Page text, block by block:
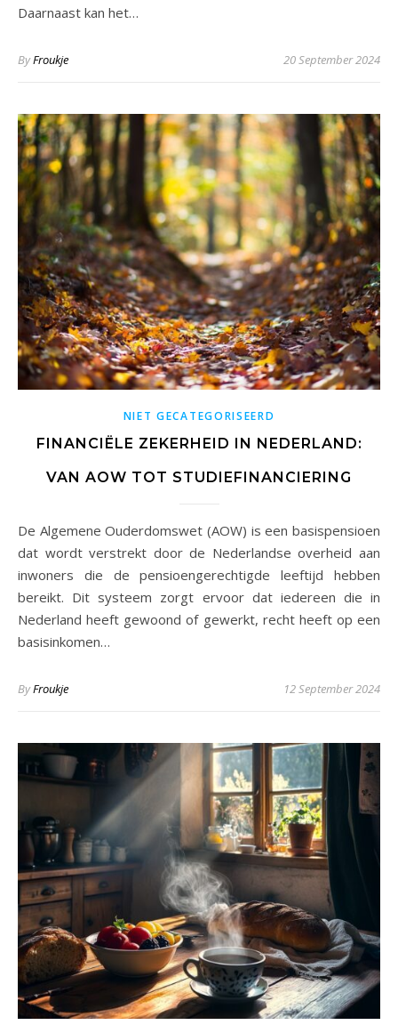
Daarnaast kan het…
ByFroukje 20 September 2024
NIET GECATEGORISEERD
FINANCIËLE ZEKERHEID IN NEDERLAND:
VAN AOW TOT STUDIEFINANCIERING
De Algemene Ouderdomswet (AOW) is een basispensioen
dat wordt verstrekt door de Nederlandse overheid aan
inwoners die de pensioengerechtigde leeftijd hebben
bereikt. Dit systeem zorgt ervoor dat iedereen die in
Nederland heeft gewoond of gewerkt, recht heeft op een
basisinkomen…
ByFroukje 12 September 2024